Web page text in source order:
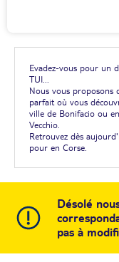
Evadez-vous pour un
TUI...
Nous vous proposons
parfait où vous
ville de Bonifacio ou
Vecchio.
Retrouvez dès
pour en Corse.
Désolé
pas à